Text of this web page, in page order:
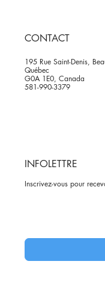
CONTACT
195 Rue Saint-Denis,
Québec
G0A 1E0, Canada
581-990-3379
INFOLETTRE
Inscrivez-vous pour